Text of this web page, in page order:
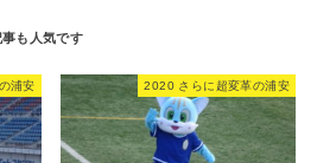
浦安 2020 さらに超変革の浦安